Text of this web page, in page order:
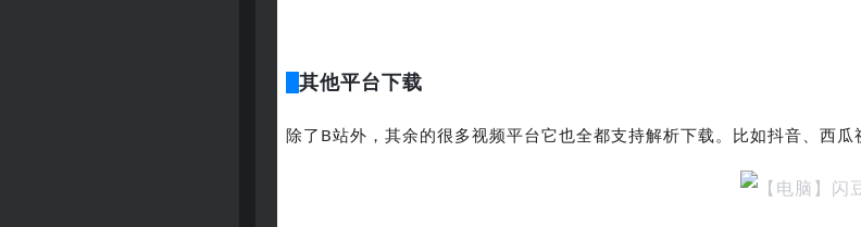
其他平台下载
除了B站外，其余的很多视频平台它也全都支持解析下载。比如抖音、西